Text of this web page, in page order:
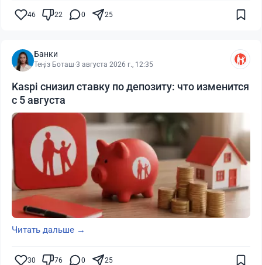
46 22 0 25
Банки
Теңіз Боташ·3 августа 2026 г., 12:35
Kaspi снизил ставку по депозиту: что изменится
с 5 августа
Читать дальше →
30 76 0 25